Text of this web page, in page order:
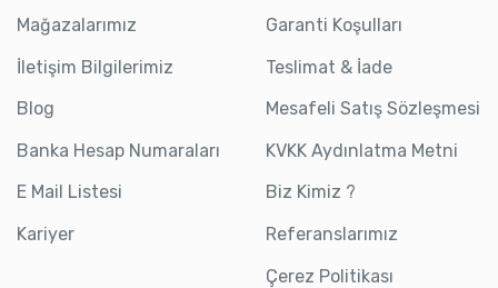
Mağazalarımız
İletişim Bilgilerimiz
Blog
Banka Hesap Numaraları
E Mail Listesi
Kariyer
Garanti Koşulları
Teslimat & İade
Mesafeli Satış Sözleşmesi
KVKK Aydınlatma Metni
Biz Kimiz ?
Referanslarımız
Çerez Politikası